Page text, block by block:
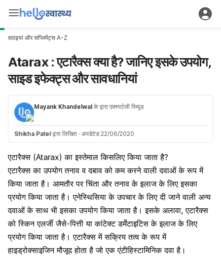
दवाइयां और सप्लिमेंट्स A-Z
Atarax : एटारैक्स क्या है? जानिए इसके उपयोग,
साइड इफेक्ट्स और सावधानियां
Mayank Khandelwal के द्वारा एक्स्पर्टली रिव्यूड
Shikha Patel द्वारा लिखित · अपडेटेड 22/06/2020
एटारैक्स (Atarax) का इस्तेमाल किसलिए किया जाता है?
एटारैक्स का उपयोग तनाव व दबाव को कम करने वाली दवाओं के रूप में
किया जाता है। आमतौर पर चिंता और तनाव के इलाज के लिए इसका
प्रयोग किया जाता है। एनेस्थिसिया के उपचार के लिए दी जाने वाली अन्य
दवाओं के साथ भी इसका उपयोग किया जाता है। इसके अलावा, एटारैक्स
कोस्किन एलर्जी जैसे-पित्ती या कांटेक्ट डर्मेटाइटिस के इलाज के लिए
प्रयोग किया जाता है। एटारैक्स में सक्रिय तत्व के रूप में
हाइड्रोक्साइजिन मौजूद होता है जो एक एंटीहिस्टामिनिक दवा है।